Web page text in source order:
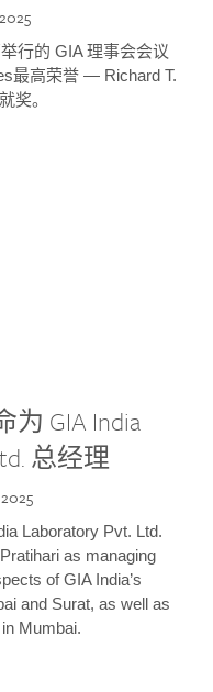
行的 GIA 理事会会议
最高荣誉 — Richard T.
奖。
为 GIA India
总经理
Laboratory Pvt. Ltd.
as managing
of GIA India’s
and Surat, as well as
Mumbai.